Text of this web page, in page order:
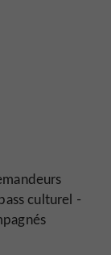
culturel -